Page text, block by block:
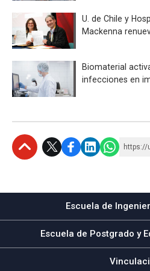
U. de Chile y
Mackenna
Biomaterial
infecciones en
https://
Escuela de
Escuela de Postgrado y